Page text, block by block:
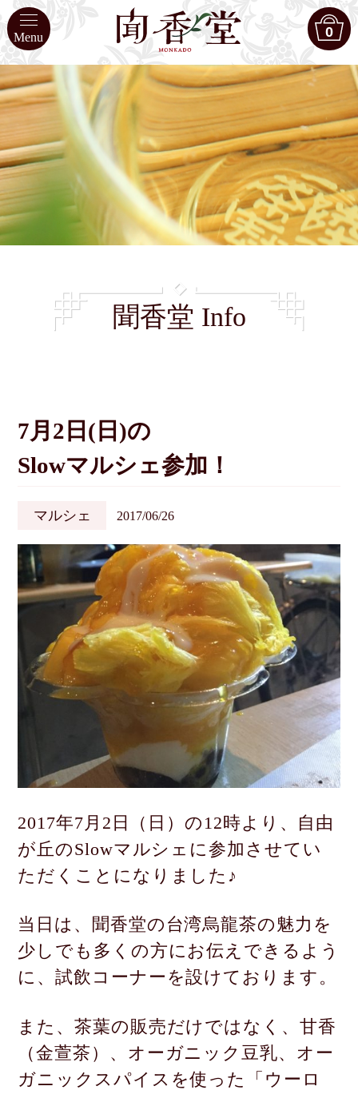
Menu 0
聞香堂 Info
7月2日(日)の
Slowマルシェ参加！
マルシェ 2017/06/26
2017年7月2日（日）の12時より、自由
が丘のSlowマルシェに参加させてい
ただくことになりました♪
当日は、聞香堂の台湾烏龍茶の魅力を
少しでも多くの方にお伝えできるよう
に、試飲コーナーを設けております。
また、茶葉の販売だけではなく、甘香
（金萱茶）、 オーガニック豆乳、オー
ガニックスパイスを使った
「ウーロ